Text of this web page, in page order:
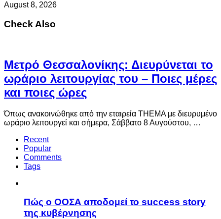
August 8, 2026
Check Also
Μετρό Θεσσαλονίκης: Διευρύνεται το
ωράριο λειτουργίας του – Ποιες μέρες
και ποιες ώρες
Όπως ανακοινώθηκε από την εταιρεία THEMA με διευρυμένο
ωράριο λειτουργεί και σήμερα, Σάββατο 8 Αυγούστου, …
Recent
Popular
Comments
Tags
Πώς ο ΟΟΣΑ αποδομεί το success story
της κυβέρνησης